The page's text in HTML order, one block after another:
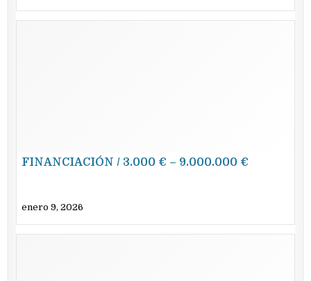
FINANCIACIÓN / 3.000 € – 9.000.000 €
enero 9, 2026